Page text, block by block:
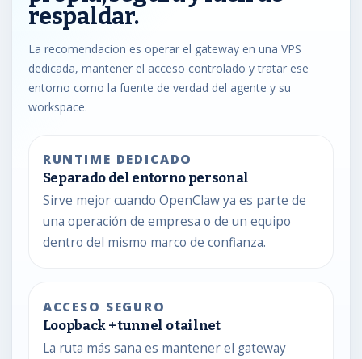
respaldar.
La recomendacion es operar el gateway en una VPS
dedicada, mantener el acceso controlado y tratar ese
entorno como la fuente de verdad del agente y su
workspace.
RUNTIME DEDICADO
Separado del entorno personal
Sirve mejor cuando OpenClaw ya es parte de
una operación de empresa o de un equipo
dentro del mismo marco de confianza.
ACCESO SEGURO
Loopback + tunnel o tailnet
La ruta más sana es mantener el gateway